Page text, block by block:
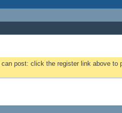
can post: click the register link above